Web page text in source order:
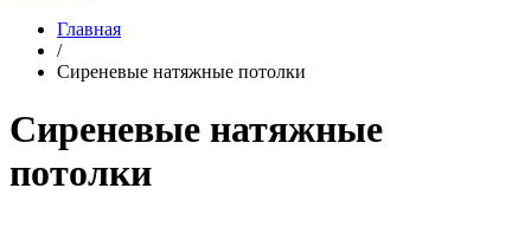
Главная
/
Сиреневые натяжные потолки
Сиреневые натяжные
потолки